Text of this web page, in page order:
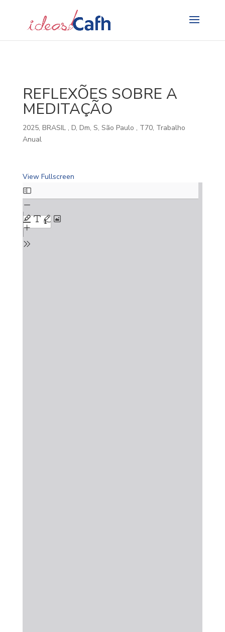
REFLEXÕES SOBRE A
MEDITAÇÃO
2025, BRASIL , D, Dm, S, São Paulo , T70, Trabalho
Anual
View Fullscreen
Skip
to
PDF
content